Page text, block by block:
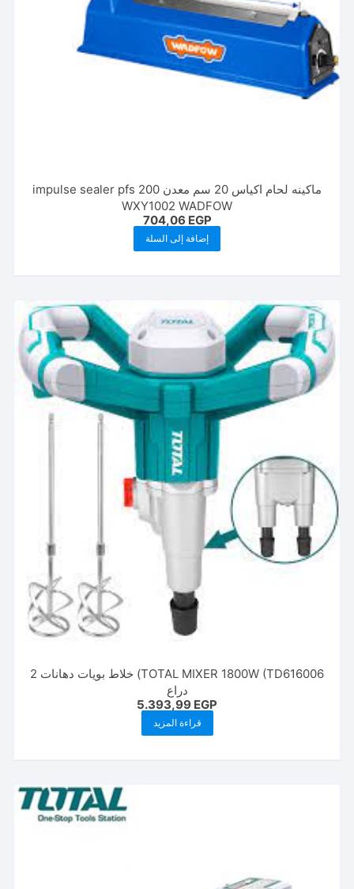
ماكينه لحام اكياس 20 سم معدن impulse sealer pfs 200
WXY1002 WADFOW
704,06 EGP
إضافة إلى السلة
TOTAL MIXER 1800W (TD616006) خلاط بويات دهانات 2
دراع
5.393,99 EGP
قراءة المزيد